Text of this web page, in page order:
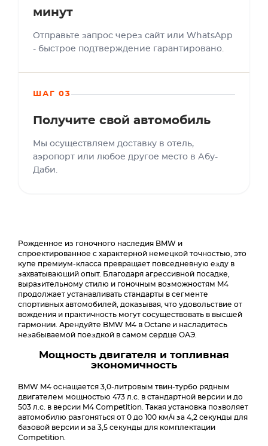
минут
Отправьте запрос через сайт или WhatsApp
- быстрое подтверждение гарантировано.
ШАГ 03
Получите свой автомобиль
Мы осуществляем доставку в отель,
аэропорт или любое другое место в Абу-
Даби.
Рожденное из гоночного наследия BMW и
спроектированное с характерной немецкой точностью, это
купе премиум-класса превращает повседневную езду в
захватывающий опыт. Благодаря агрессивной посадке,
выразительному стилю и гоночным возможностям M4
продолжает устанавливать стандарты в сегменте
спортивных автомобилей, доказывая, что удовольствие от
вождения и практичность могут сосуществовать в высшей
гармонии. Арендуйте BMW M4 в Octane и насладитесь
незабываемой поездкой в самом сердце ОАЭ.
Мощность двигателя и топливная
экономичность
BMW M4 оснащается 3,0-литровым твин-турбо рядным
двигателем мощностью 473 л.с. в стандартной версии и до
503 л.с. в версии M4 Competition. Такая установка позволяет
автомобилю разгоняться от 0 до 100 км/ч за 4,2 секунды для
базовой версии и за 3,5 секунды для комплектации
Competition.